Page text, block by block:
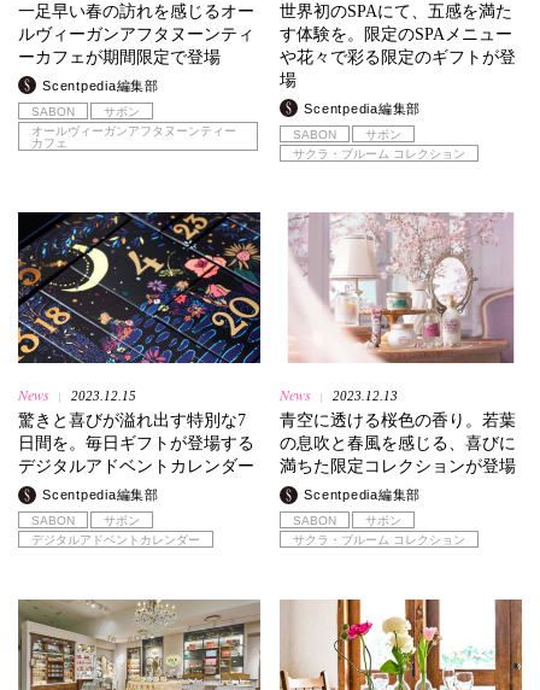
一足早い春の訪れを感じるオー
ルヴィーガンアフタヌーンティ
ーカフェが期間限定で登場
Scentpedia編集部
SABON
サボン
オールヴィーガンアフタヌーンティー
カフェ
世界初のSPAにて、五感を満た
す体験を。限定のSPAメニュー
や花々で彩る限定のギフトが登
場
Scentpedia編集部
SABON
サボン
サクラ・ブルーム コレクション
News 2023.12.15
驚きと喜びが溢れ出す特別な7
日間を。毎日ギフトが登場する
デジタルアドベントカレンダー
Scentpedia編集部
SABON
サボン
デジタルアドベントカレンダー
News 2023.12.13
青空に透ける桜色の香り。若葉
の息吹と春風を感じる、喜びに
満ちた限定コレクションが登場
Scentpedia編集部
SABON
サボン
サクラ・ブルーム コレクション